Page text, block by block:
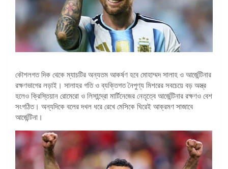
কৌশলগত দিক থেকে ম্যাচটির অন্যতম আকর্ষণ হবে মোহাম্মদ সালাহ ও আর্জেন্টিনার
রক্ষণভাগের লড়াই। সালাহর গতি ও ব্যক্তিগত নৈপুণ্য মিশরের সবচেয়ে বড় অস্ত্র
হলেও ক্রিস্তিয়ান রোমেরো ও লিসান্দ্রো মার্টিনেজের নেতৃত্বে আর্জেন্টিনার রক্ষণও বেশ
সংগঠিত। অন্যদিকে বলের দখল ধরে রেখে মেসিকে ঘিরেই আক্রমণ সাজাবে
আর্জেন্টিনা।